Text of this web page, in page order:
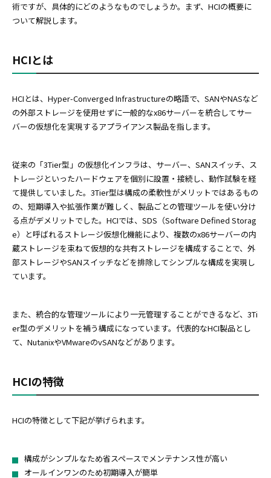
術ですが、具体的にどのようなものでしょうか。まず、HCIの概要に
ついて解説します。
HCIとは
HCIとは、Hyper-Converged Infrastructureの略語で、SANやNASなど
の外部ストレージを使用せずに一般的なx86サーバーを統合してサー
バーの仮想化を実現するアプライアンス製品を指します。
従来の「3Tier型」の仮想化インフラは、サーバー、SANスイッチ、ス
トレージといったハードウェアを個別に設置・接続し、動作試験を経
て提供していました。3Tier型は構成の柔軟性がメリットではあるもの
の、短期導入や拡張作業が難しく、製品ごとの管理ツールを使い分け
る点がデメリットでした。HCIでは、SDS（Software Defined Storag
e）と呼ばれるストレージ仮想化機能により、複数のx86サーバーの内
蔵ストレージを束ねて仮想的な共有ストレージを構成することで、外
部ストレージやSANスイッチなどを排除してシンプルな構成を実現し
ています。
また、統合的な管理ツールにより一元管理することができるなど、3Ti
er型のデメリットを補う構成になっています。代表的なHCI製品とし
て、NutanixやVMwareのvSANなどがあります。
HCIの特徴
HCIの特徴として下記が挙げられます。
構成がシンプルなため省スペースでメンテナンス性が高い
オールインワンのため初期導入が簡単